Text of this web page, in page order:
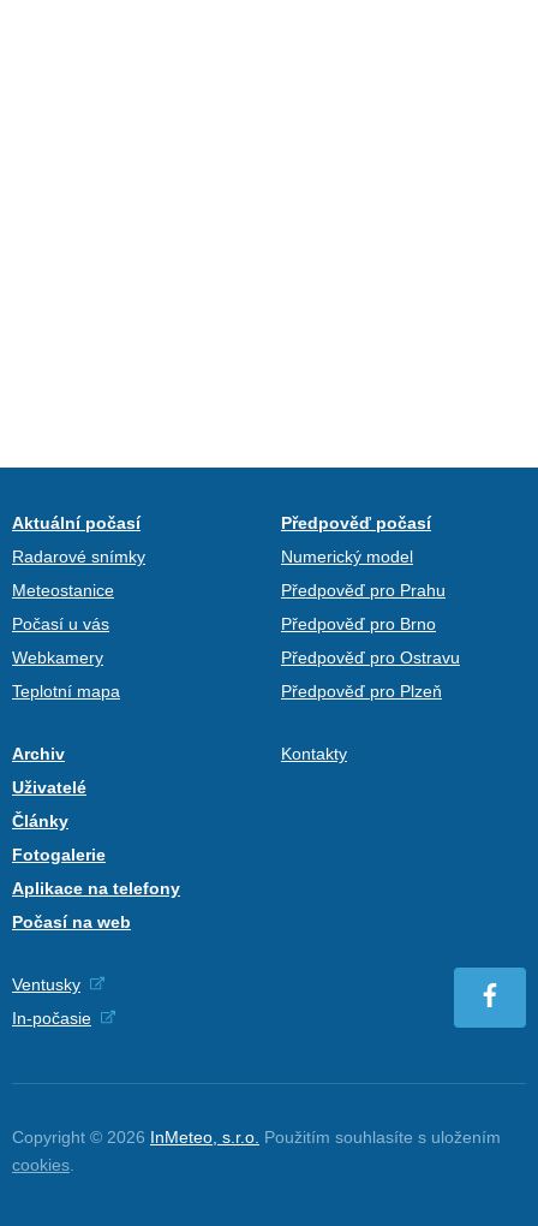
Aktuální počasí
Radarové snímky
Meteostanice
Počasí u vás
Webkamery
Teplotní mapa
Předpověď počasí
Numerický model
Předpověď pro Prahu
Předpověď pro Brno
Předpověď pro Ostravu
Předpověď pro Plzeň
Archiv
Uživatelé
Články
Fotogalerie
Aplikace na telefony
Počasí na web
Kontakty
Ventusky
In-počasie
Copyright © 2026 InMeteo, s.r.o. Použitím souhlasíte s uložením
cookies